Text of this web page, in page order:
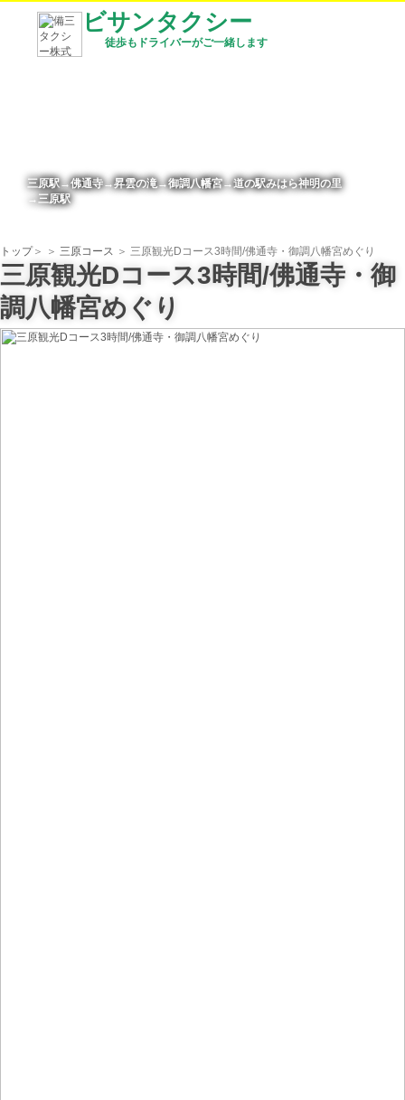
ビサンタクシー
徒歩もドライバーがご一緒します
三原駅→佛通寺→昇雲の滝→御調八幡宮→道の駅みはら神明の里
→三原駅
トップ＞ ＞ 三原コース ＞ 三原観光Dコース3時間/佛通寺・御調八幡宮めぐり
三原観光Dコース3時間/佛通寺・御
調八幡宮めぐり